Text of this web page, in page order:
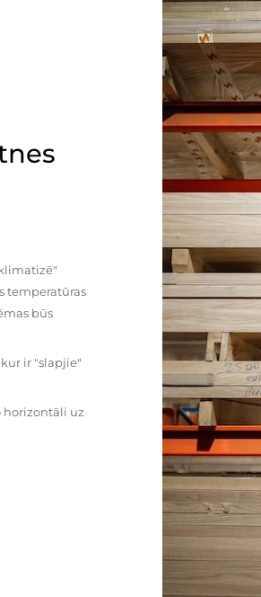
temperatūras
būs
ir "slapjie"
horizontāli uz